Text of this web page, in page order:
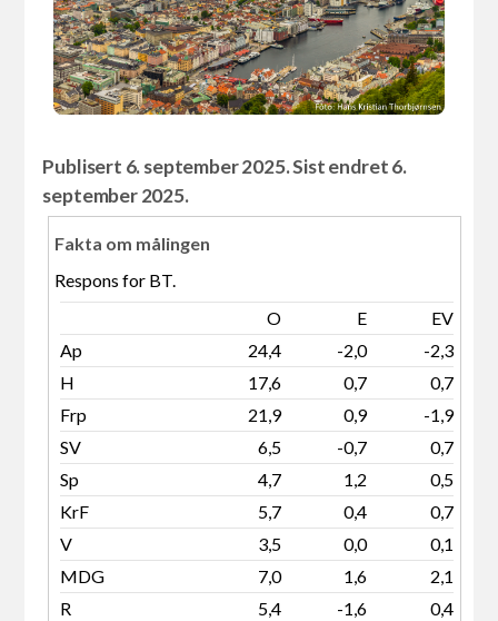
Publisert 6. september 2025. Sist endret 6.
september 2025.
Fakta om målingen
Respons for BT.
O
E
EV
Ap
24,4 -2,0
-2,3
H
17,6 0,7
0,7
Frp
21,9 0,9
-1,9
SV
6,5 -0,7
0,7
Sp
4,7 1,2
0,5
KrF
5,7 0,4
0,7
V
3,5 0,0
0,1
MDG
7,0 1,6
2,1
R
5,4 -1,6 0,4